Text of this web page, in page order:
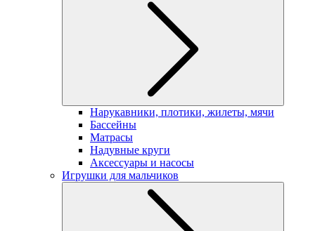
Нарукавники, плотики, жилеты, мячи
Бассейны
Матрасы
Надувные круги
Аксессуары и насосы
Игрушки для мальчиков